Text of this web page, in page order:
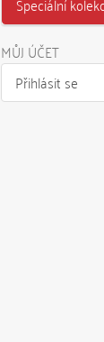
MŮJ ÚČET
Přihlásit se